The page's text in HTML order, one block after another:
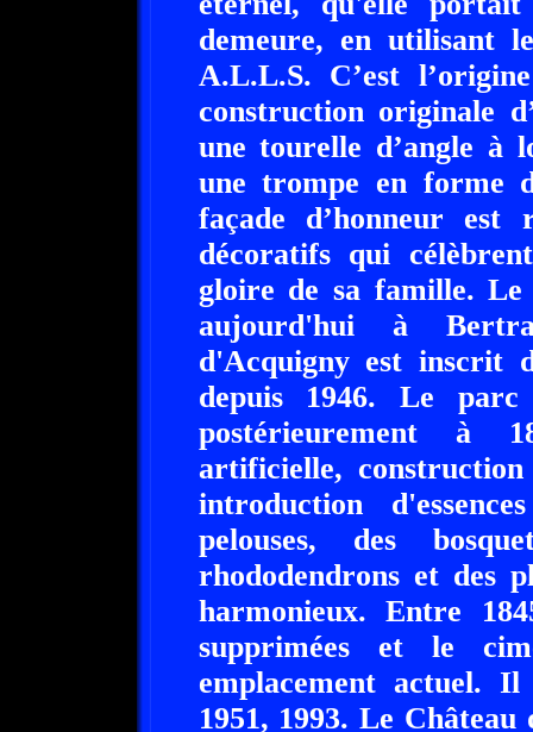
demeure, en utilisant
A.L.L.S. C’est
construction originale
une tourelle d’angle à
une trompe en forme
façade d’honneur est
décoratifs qui
gloire de sa famille.
aujourd'hui à
d'Acquigny est inscrit
depuis 1946. Le
postérieurement à
artificielle, construction
introduction
pelouses, des
rhododendrons et des
harmonieux. Entre
supprimées et le
emplacement actuel.
1951, 1993. Le